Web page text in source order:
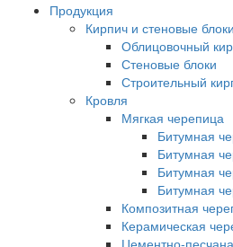
Продукция
Кирпич и стеновые блоки
Облицовочный
Стеновые блоки
Строительный
Кровля
Мягкая черепица
Битумная
Битумная
Битумная
Битумная
Композитная
Керамическая